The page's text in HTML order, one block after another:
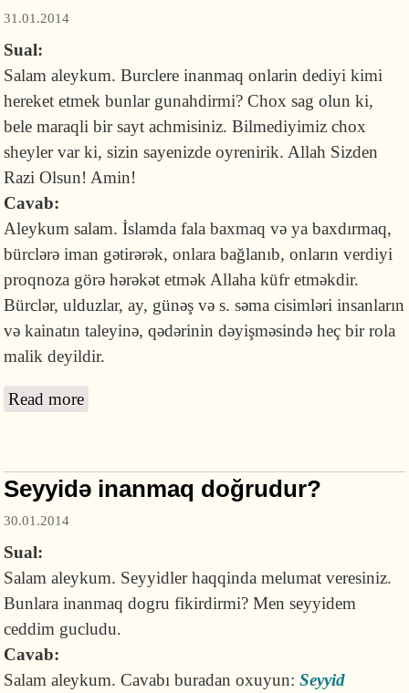
31.01.2014
Sual:
Salam aleykum. Burclere inanmaq onlarin dediyi kimi
hereket etmek bunlar gunahdirmi? Chox sag olun ki,
bele maraqli bir sayt achmisiniz. Bilmediyimiz chox
sheyler var ki, sizin sayenizde oyrenirik. Allah Sizden
Razi Olsun! Amin!
Cavab:
Aleykum salam. İslamda fala baxmaq və ya baxdırmaq,
bürclərə iman gətirərək, onlara bağlanıb, onların verdiyi
proqnoza görə hərəkət etmək Allaha küfr etməkdir.
Bürclər, ulduzlar, ay, günəş və s. səma cisimləri insanların
və kainatın taleyinə, qədərinin dəyişməsində heç bir rola
malik deyildir.
Read more
Seyyidə inanmaq doğrudur?
30.01.2014
Sual:
Salam aleykum. Seyyidler haqqinda melumat veresiniz.
Bunlara inanmaq dogru fikirdirmi? Men seyyidem
ceddim gucludu.
Cavab:
Salam aleykum. Cavabı buradan oxuyun:Seyyid